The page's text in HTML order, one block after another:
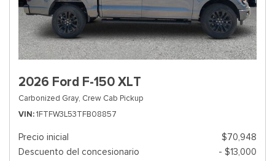
2026 Ford F-150 XLT
Carbonized Gray, Crew Cab Pickup
VIN 1FTFW3L53TFB08857
Precio inicial
$70,948
Descuento del concesionario
- $13,000